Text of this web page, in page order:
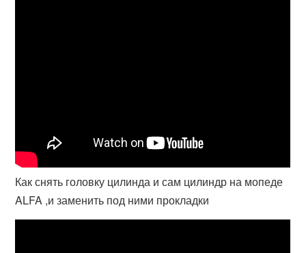
Как снять головку цилинда и сам цилиндр на мопеде
ALFA ,и заменить под ними прокладки